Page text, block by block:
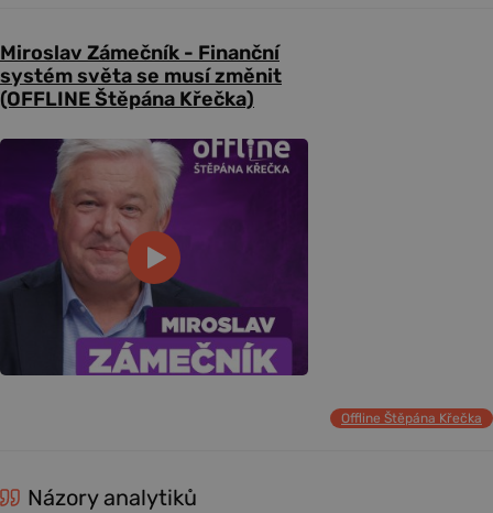
Miroslav Zámečník - Finanční
systém světa se musí změnit
(OFFLINE Štěpána Křečka)
Offline Štěpána Křečka
Názory analytiků